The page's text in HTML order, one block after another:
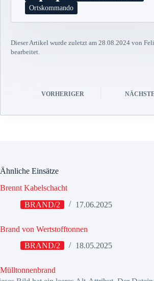
Ortskommando
Dieser Artikel wurde zuletzt am 28.08.2024 von
bearbeitet.
VORHERIGER
Ähnliche Einsätze
Brennt Kabelschacht
BRAND/2
17.06.2025
Brand von Wertstofftonnen
BRAND/2
18.05.2025
Mülltonnenbrand